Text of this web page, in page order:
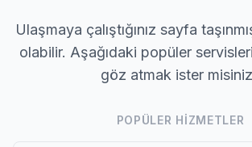
Ulaşmaya çalıştığınız sayfa
olabilir. Aşağıdaki popüler
göz atmak ister
POPÜLER HIZMETLER